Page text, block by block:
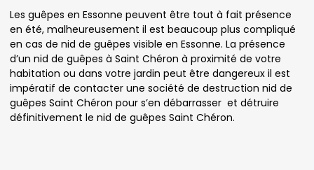
Les guêpes en Essonne peuvent être tout à fait présence
en été, malheureusement il est beaucoup plus compliqué
en cas de nid de guêpes visible en Essonne. La présence
d’un nid de guêpes à Saint Chéron à proximité de votre
habitation ou dans votre jardin peut être dangereux il est
impératif de contacter une société de destruction nid de
guêpes Saint Chéron pour s’en débarrasser et détruire
définitivement le nid de guêpes Saint Chéron.